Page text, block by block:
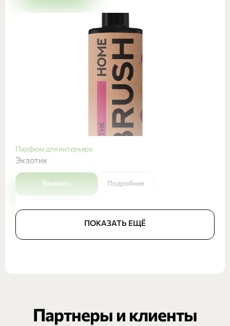
Парфюм для интерьера
Экзотик
Заказать Подробнее
ПОКАЗАТЬ ЕЩЁ
Партнеры и клиенты